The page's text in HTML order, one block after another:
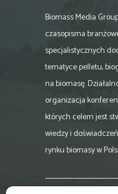
Biomass Media
czasopisma
specjalistycznych
tematyce pelletu,
na biomasę.
organizacja
których celem jest
wiedzy i
rynku biomasy w